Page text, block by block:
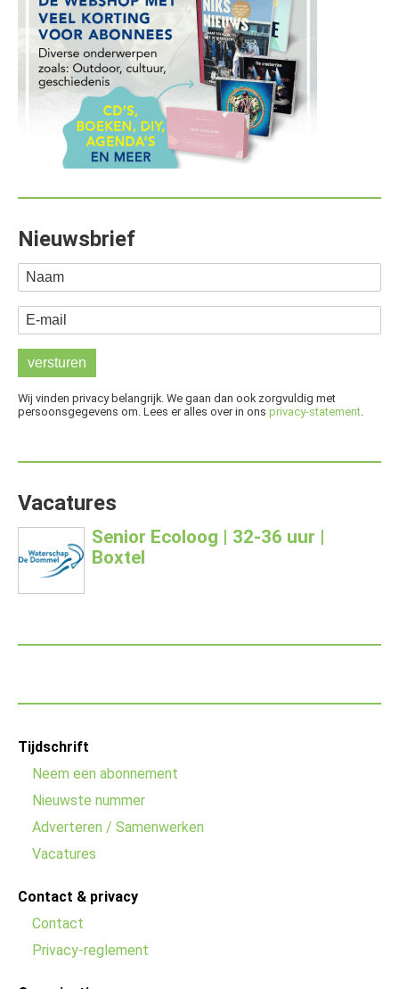
Nieuwsbrief
Naam
E-mail
Wij vinden privacy belangrijk. We gaan dan ook zorgvuldig met
persoonsgegevens om. Lees er alles over in ons privacy-statement.
Vacatures
Senior Ecoloog | 32-36 uur |
Boxtel
Footer
menu
Tijdschrift
Neem een abonnement
Nieuwste nummer
Adverteren / Samenwerken
Vacatures
Contact & privacy
Contact
Privacy-reglement